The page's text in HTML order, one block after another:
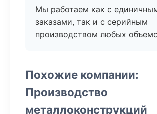
Мы работаем как с
заказами, так и с серийным
производством любых
Похожие компании:
Производство
металлоконструкций